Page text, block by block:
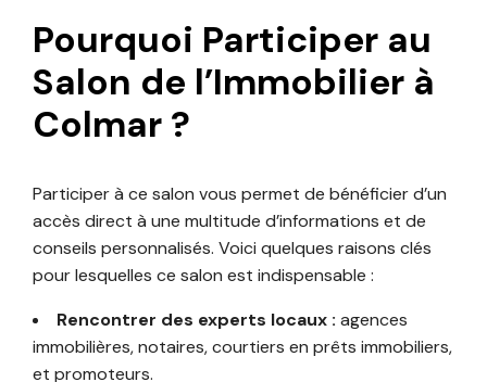
Pourquoi Participer au
Salon de l’Immobilier à
Colmar ?
Participer à ce salon vous permet de bénéficier d’un
accès direct à une multitude d’informations et de
conseils personnalisés. Voici quelques raisons clés
pour lesquelles ce salon est indispensable :
Rencontrer des experts locaux : agences
immobilières, notaires, courtiers en prêts immobiliers,
et promoteurs.